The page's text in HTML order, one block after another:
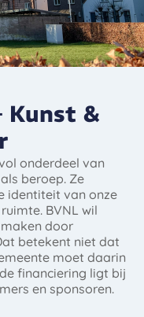
Kunst &
onderdeel van
beroep. Ze
identiteit van onze
BVNL wil
door
betekent niet dat
moet daarin
financiering ligt bij
en sponsoren.